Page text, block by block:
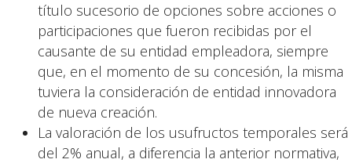
título sucesorio de opciones sobre acciones o
participaciones que fueron recibidas por el
causante de su entidad empleadora, siempre
que, en el momento de su concesión, la misma
tuviera la consideración de entidad innovadora
de nueva creación.
La valoración de los usufructos temporales será
del 2% anual, a diferencia la anterior normativa,